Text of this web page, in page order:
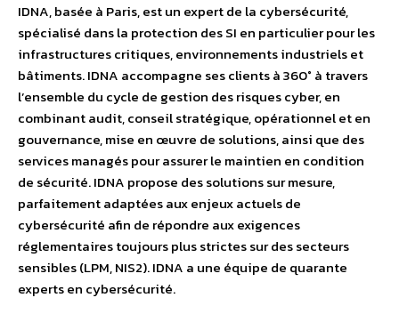
IDNA, basée à Paris, est un expert de la cybersécurité,
spécialisé dans la protection des SI en particulier pour les
infrastructures critiques, environnements industriels et
bâtiments. IDNA accompagne ses clients à 360° à travers
l’ensemble du cycle de gestion des risques cyber, en
combinant audit, conseil stratégique, opérationnel et en
gouvernance, mise en œuvre de solutions, ainsi que des
services managés pour assurer le maintien en condition
de sécurité. IDNA propose des solutions sur mesure,
parfaitement adaptées aux enjeux actuels de
cybersécurité afin de répondre aux exigences
réglementaires toujours plus strictes sur des secteurs
sensibles (LPM, NIS2). IDNA a une équipe de quarante
experts en cybersécurité.